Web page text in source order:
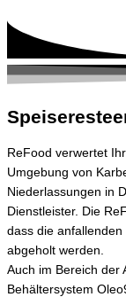
ReFood verwertet
Umgebung von
Niederlassungen in
Dienstleister. Die
dass die
abgeholt werden.
Auch im Bereich der
Behältersystem